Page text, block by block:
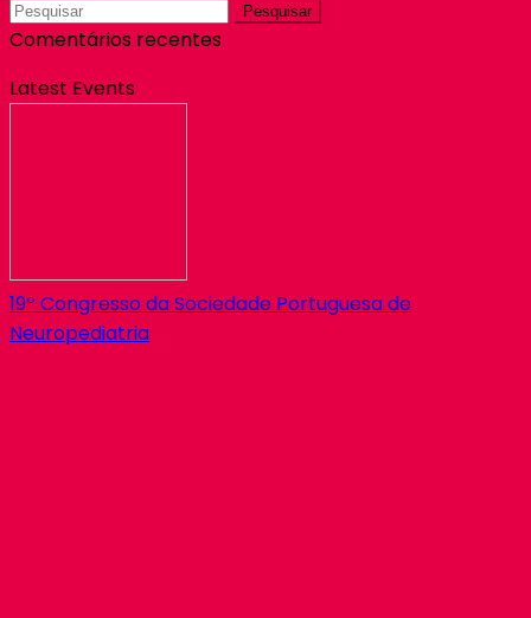
Pesquisar
Comentários recentes
Latest Events
19º Congresso da Sociedade Portuguesa de
Neuropediatria